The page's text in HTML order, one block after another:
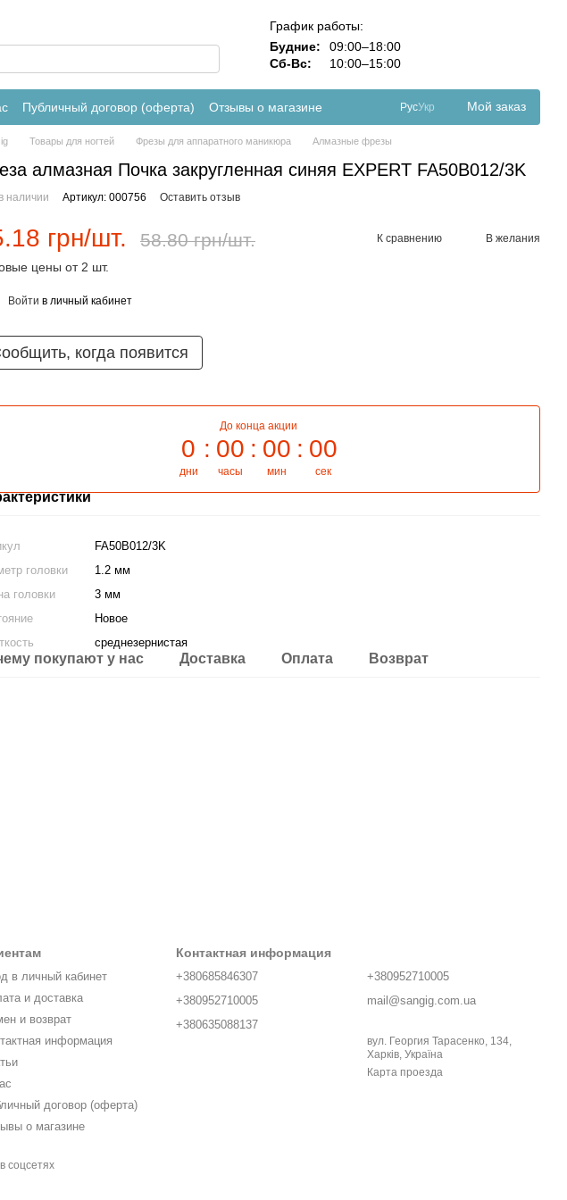
График работы:
Будние:
09:00–18:00
Сб-Вс:
10:00–15:00
Публичный договор (оферта) Отзывы о магазине РусУкр Мой заказ
Товары для ногтей Фрезы для аппаратного маникюра Алмазные фрезы
алмазная Почка закругленная синяя EXPERT FA50B012/3K
наличии Артикул: 000756 Оставить отзыв
грн/шт. 58.80 грн/шт. К сравнению В желания
цены от 2 шт.
Войти в личный кабинет
когда появится
До конца акции
0
дни
00
часы
00
мин
00
сек
FA50B012/3K
головки
1.2 мм
головки
3 мм
Новое
среднезернистая
покупают у нас Доставка Оплата Возврат
в личный кабинет
и доставка
и возврат
информация
договор (оферта)
о магазине
соцсетях
Контактная информация
+380685846307
+380952710005
+380635088137
+380952710005
mail@sangig.com.ua
вул. Георгия Тарасенко, 134,
Харків, Україна
Карта проезда